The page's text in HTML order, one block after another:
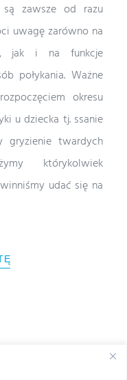
są zawsze od razu
uwagę zarówno na
jak i na funkcje
połykania. Ważne
okresu
u dziecka tj. ssanie
gryzienie twardych
którykolwiek
udać się na